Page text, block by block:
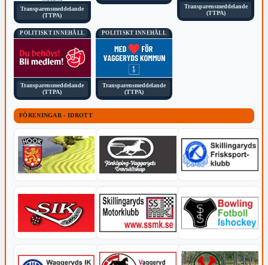
Transparensmeddelande
(TTPA)
Transparensmeddelande
(TTPA)
POLITISKT INNEHÅLL
Transparensmeddelande
(TTPA)
POLITISKT INNEHÅLL
Transparensmeddelande
(TTPA)
FÖRENINGAR - IDROTT